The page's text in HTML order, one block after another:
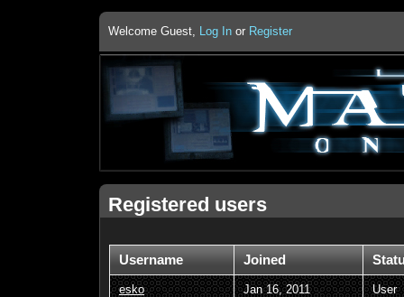
Welcome Guest, Log In or Register
Registered users
Username Joined
esko Jan 16, 2011 User